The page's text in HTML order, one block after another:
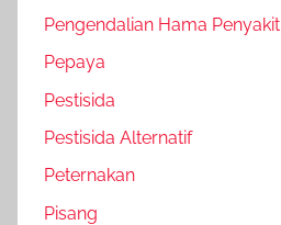
Pengendalian Hama Penyakit
Pepaya
Pestisida
Pestisida Alternatif
Peternakan
Pisang